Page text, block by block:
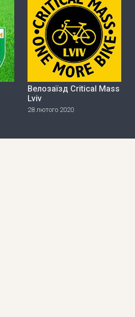
Велозаїзд Critical Mass
Lviv
28 лютого 2020